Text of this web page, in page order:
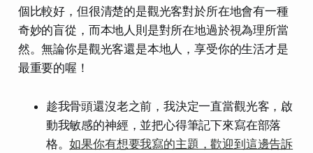
個比較好，但很清楚的是觀光客對於所在地會有一種
奇妙的盲從，而本地人則是對所在地過於視為理所當
然。無論你是觀光客還是本地人，享受你的生活才是
最重要的喔！
趁我骨頭還沒老之前，我決定一直當觀光客，啟
動我敏感的神經，並把心得筆記下來寫在部落
格。如果你有想要我寫的主題，歡迎到這邊告訴